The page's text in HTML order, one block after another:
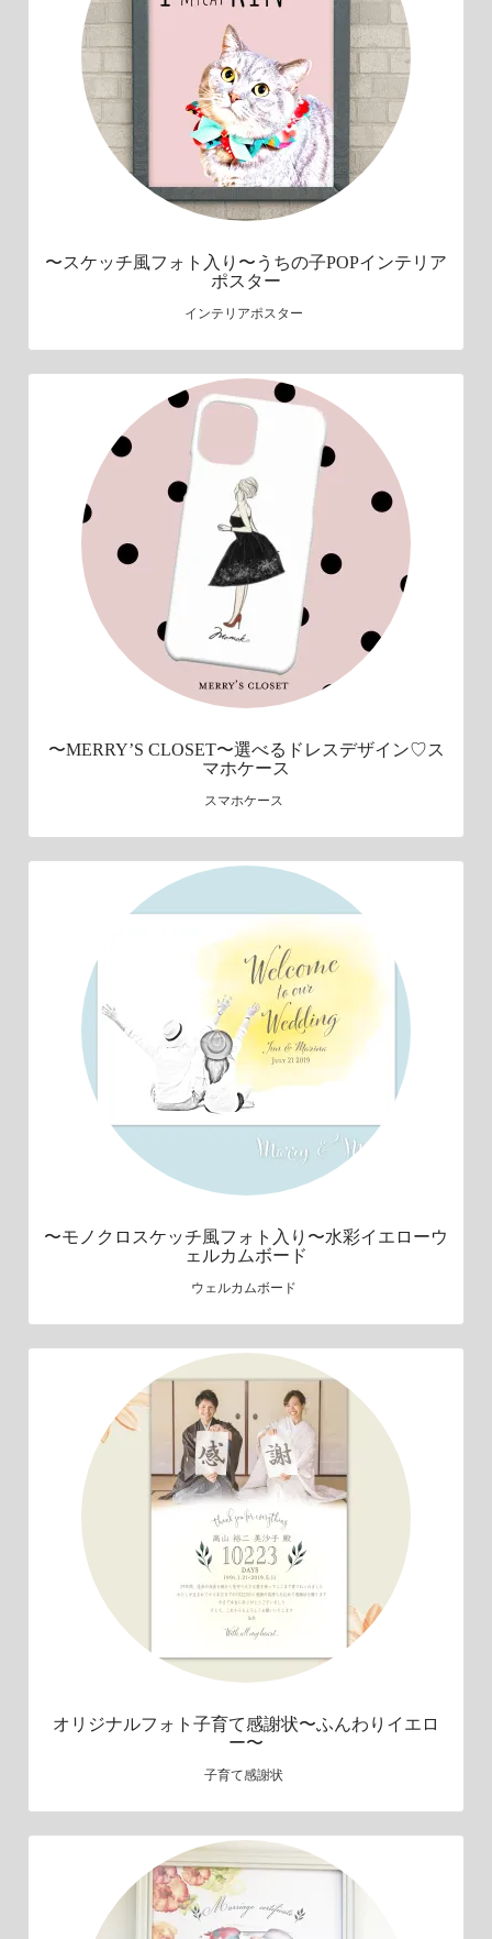
〜スケッチ風フォト入り〜うちの子POPインテリア
ポスター
インテリアポスター
〜MERRY’S CLOSET〜選べるドレスデザイン♡ス
マホケース
スマホケース
〜モノクロスケッチ風フォト入り〜水彩イエローウ
ェルカムボード
ウェルカムボード
オリジナルフォト子育て感謝状〜ふんわりイエロ
ー〜
子育て感謝状